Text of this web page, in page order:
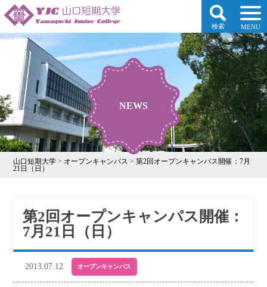
検索 MENU
NEWS
山口短期大学 > オープンキャンパス >第2回オープンキャンパス開催：7月
21日（日）
第2回オープンキャンパス開催：
7月21日（日）
2013.07.12 オープンキャンパス